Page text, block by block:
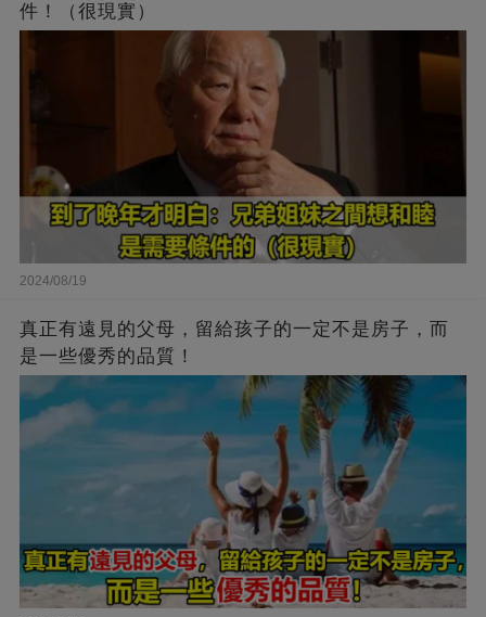
件！（很現實）
2024/08/19
真正有遠見的父母，留給孩子的一定不是房子，而
是一些優秀的品質！